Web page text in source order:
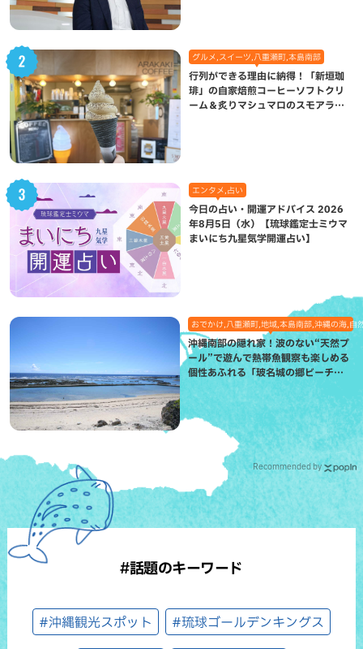
グルメ,スイーツ,八重瀬町,本島南部
行列ができる理由に納得！「新垣珈
琲」の自家焙煎コーヒーソフトクリ
ーム＆炙りマシュマロのスモアラテ
エンタメ,占い
今日の占い・開運アドバイス 2026
年8月5日（水）【琉球鑑定士ミウマ
まいにち九星気学開運占い】
おでかけ,八重瀬町,地域,本島南部,沖縄の海,自
沖縄南部の隠れ家！波のない“天然プ
ール”で遊んで熱帯魚観察も楽しめる
個性あふれる「玻名城の郷ビーチ」
（八重瀬町）
Recommended by
#話題のキーワード
#沖縄観光スポット #琉球ゴールデンキングス